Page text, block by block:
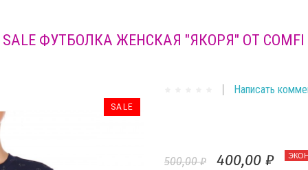
SALE ФУТБОЛКА ЖЕНСКАЯ "ЯКОРЯ" ОТ COMFI
SALE
Написать
500,00 ₽ 400,00 ₽